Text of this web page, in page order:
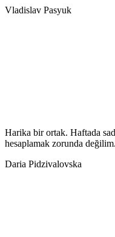
Vladislav Pasyuk
Harika bir ortak. Haftada
hesaplamak zorunda
Daria Pidzivalovska